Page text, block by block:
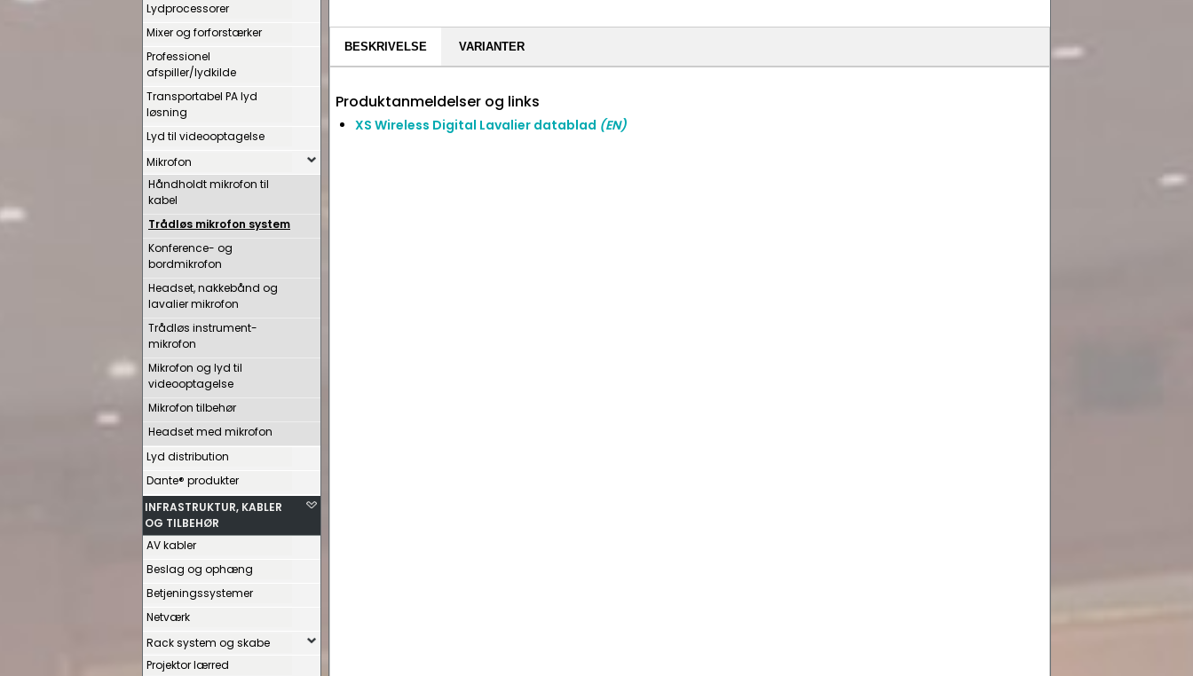
Lydprocessorer
Mixer og forforstærker
Professionel
afspiller/lydkilde
Transportabel PA lyd
løsning
Lyd til videooptagelse
Mikrofon
Håndholdt mikrofon til
kabel
Trådløs mikrofon system
Konference- og
bordmikrofon
Headset, nakkebånd og
lavalier mikrofon
Trådløs instrument-
mikrofon
Mikrofon og lyd til
videooptagelse
Mikrofon tilbehør
Headset med mikrofon
Lyd distribution
Dante® produkter
INFRASTRUKTUR, KABLER
OG TILBEHØR
AV kabler
Beslag og ophæng
Betjeningssystemer
Netværk
Rack system og skabe
Projektor lærred
BESKRIVELSE VARIANTER
Produktanmeldelser og links
XS Wireless Digital Lavalier datablad (EN)